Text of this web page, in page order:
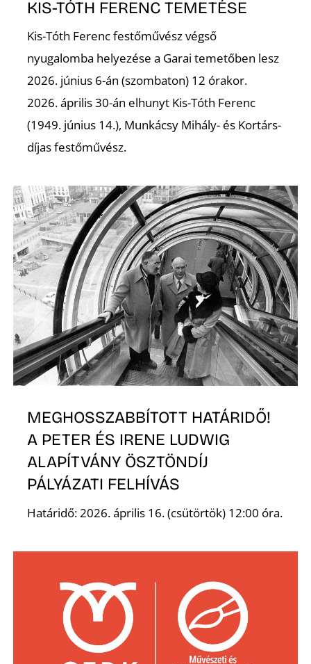
KIS-TÓTH FERENC TEMETÉSE
Kis-Tóth Ferenc festőművész végső
nyugalomba helyezése a Garai temetőben lesz
2026. június 6-án (szombaton) 12 órakor.
2026. április 30-án elhunyt Kis-Tóth Ferenc
(1949. június 14.), Munkácsy Mihály- és Kortárs-
díjas festőművész.
MEGHOSSZABBÍTOTT HATÁRIDŐ!
A PETER ÉS IRENE LUDWIG
ALAPÍTVÁNY ÖSZTÖNDÍJ
PÁLYÁZATI FELHÍVÁS
Határidő: 2026. április 16. (csütörtök) 12:00 óra.